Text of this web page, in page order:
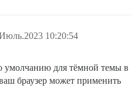
10:20:54
умолчанию для тёмной темы в
браузер может применить